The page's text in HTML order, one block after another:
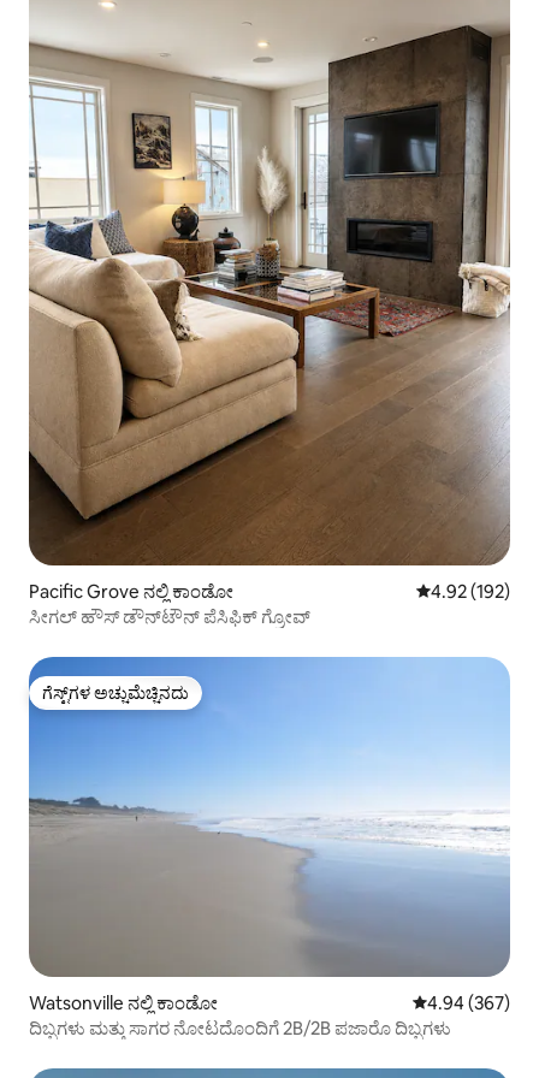
Pacific Grove ನಲ್ಲಿ ಕಾಂಡೋ 5 ರಲ್ಲಿ 4.92
4.92 (192)
ಸೀಗಲ್ ಹೌಸ್ ಡೌನ್‌ಟೌನ್ ಪೆಸಿಫಿಕ್ ಗ್ರೋವ್
ಗೆಸ್ಟ್‌ಗಳ ಅಚ್ಚುಮೆಚ್ಚಿನದು
ಗೆಸ್ಟ್‌ಗಳ ಅಚ್ಚುಮೆಚ್ಚಿನದು
Watsonville ನಲ್ಲಿ ಕಾಂಡೋ 5 ರಲ್ಲಿ 4.94
4.94 (367)
ದಿಬ್ಬಗಳು ಮತ್ತು ಸಾಗರ ನೋಟದೊಂದಿಗೆ 2B/2B ಪಜಾರೊ ದಿಬ್ಬಗಳು